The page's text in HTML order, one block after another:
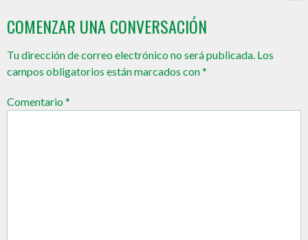
COMENZAR UNA CONVERSACIÓN
Tu dirección de correo electrónico no será publicada. Los
campos obligatorios están marcados con*
Comentario*